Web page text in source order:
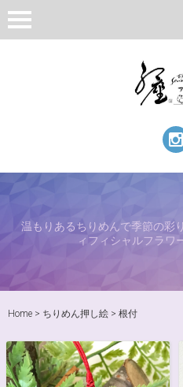
温もりあるちりめんで季節の彩
ィフィシャルフラワ
Home ちりめん押し絵 根付